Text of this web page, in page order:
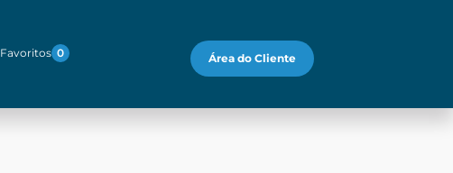
Favoritos 0 Área do Cliente